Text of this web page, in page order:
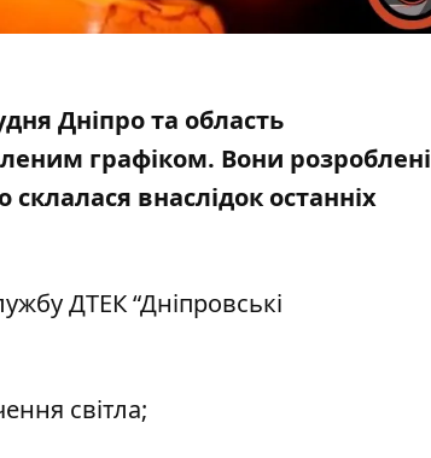
Дніпро та область
графіком. Вони розроблені
внаслідок останніх
ДТЕК “Дніпровські
світла;